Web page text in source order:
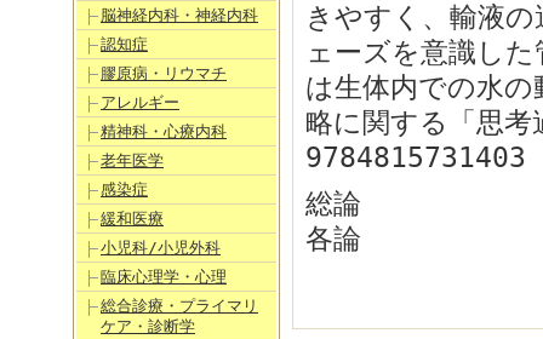
脳神経内科・神経内科
認知症
膠原病・リウマチ
アレルギー
精神科・心療内科
老年医学
感染症
緩和医療
小児科/小児外科
臨床心理学・心理
総合診療・プライマリ
ケア・診断学
きやすく、輸液
ェーズを意識し
は生体内での水の
略に関する「思
9784815731403
総論
各論